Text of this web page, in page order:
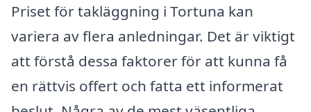
Priset för takläggning i Tortuna kan
variera av flera anledningar. Det är viktigt
att förstå dessa faktorer för att kunna få
en rättvis offert och fatta ett informerat